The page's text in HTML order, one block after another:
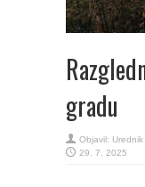
gradu
Objavil: Urednik
29. 7. 2025